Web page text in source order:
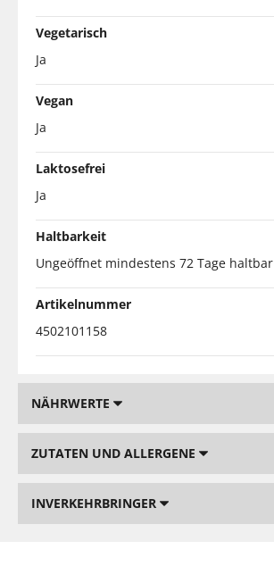
Vegetarisch
Ja
Vegan
Ja
Laktosefrei
Ja
Haltbarkeit
Ungeöffnet mindestens 72 Tage haltbar
Artikelnummer
4502101158
NÄHRWERTE
ZUTATEN UND ALLERGENE
INVERKEHRBRINGER